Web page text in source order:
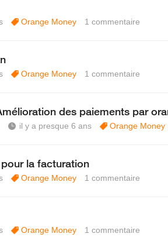
Orange Money 1 commentaire
Orange Money 1 commentaire
des paiements par
il y a presque 6 ans Orange Money
la facturation
Orange Money 1 commentaire
Orange Money 1 commentaire